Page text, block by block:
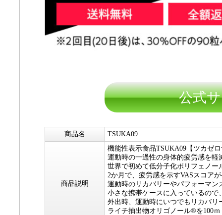
公式
商品名 TSUKA09
商品説明
機能性表示食品TSUKA09【ツカゼ
運動時の一過性の身体的疲労感を軽
世界で初めて低分子化ポリフェノー
2か月で、疲労感を示すVASスコア
運動時のリカバリーやパフォーマ
小さな携帯ケースに入っているので
外出時、運動時にいつでもリカバリ
ライチ抽出物オリゴノール®を100